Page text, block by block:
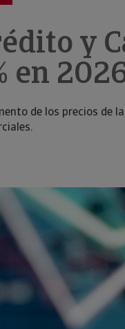
y
en
de los precios de